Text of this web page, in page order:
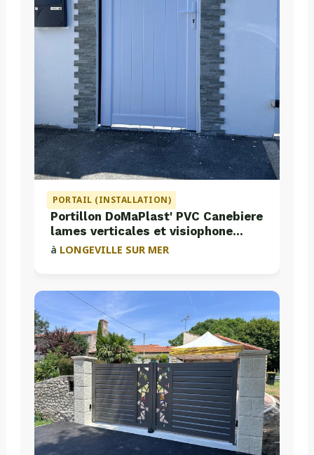
PORTAIL (INSTALLATION)
Portillon DoMaPlast' PVC Canebiere
lames verticales et visiophone
Aiphone
à LONGEVILLE SUR MER